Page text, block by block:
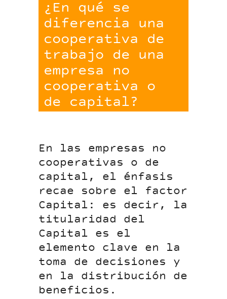
¿En qué se
diferencia una
cooperativa de
trabajo de una
empresa no
cooperativa o
de capital?
En las empresas no
cooperativas o de
capital, el énfasis
recae sobre el factor
Capital: es decir, la
titularidad del
Capital es el
elemento clave en la
toma de decisiones y
en la distribución de
beneficios.